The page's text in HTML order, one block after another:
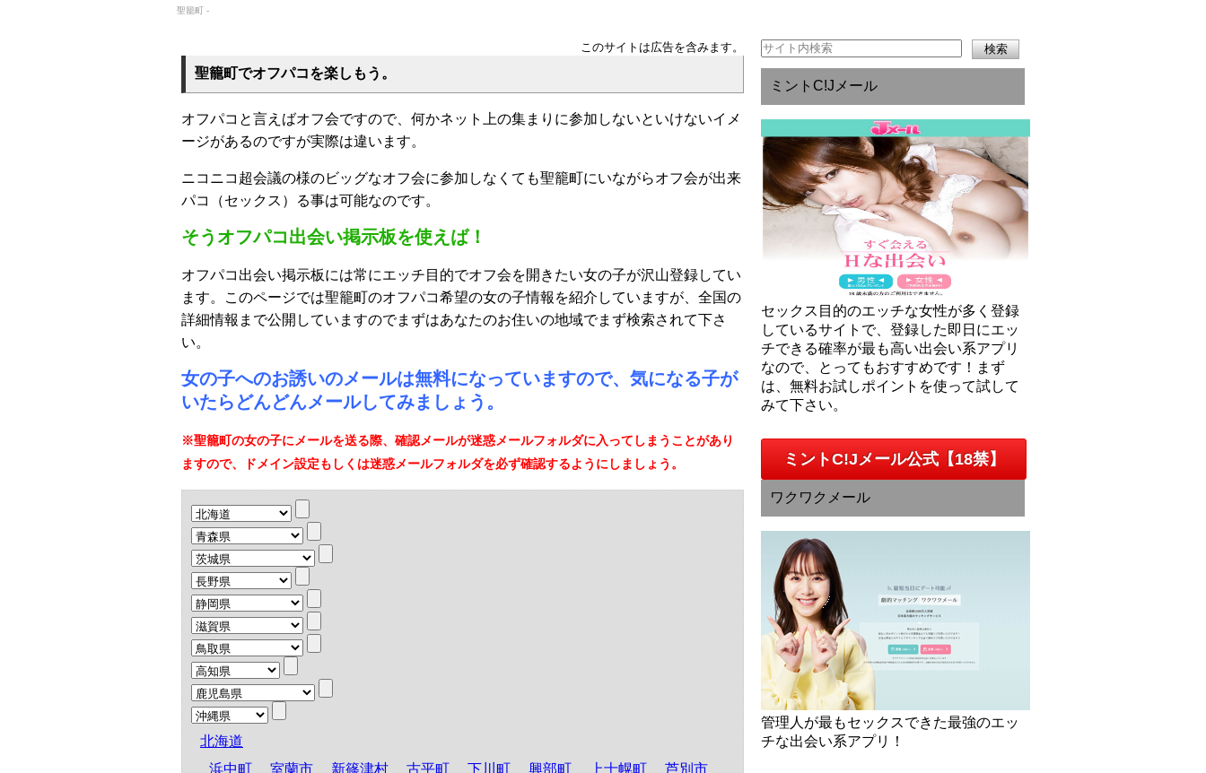
聖籠町 -
このサイトは広告を含みます。
聖籠町でオフパコを楽しもう。
オフパコと言えばオフ会ですので、何かネット上の集まりに参加しないといけないイメ
ージがあるのですが実際は違います。
ニコニコ超会議の様のビッグなオフ会に参加しなくても聖籠町にいながらオフ会が出来
パコ（セックス）る事は可能なのです。
そうオフパコ出会い掲示板を使えば！
オフパコ出会い掲示板には常にエッチ目的でオフ会を開きたい女の子が沢山登録してい
ます。このページでは聖籠町のオフパコ希望の女の子情報を紹介していますが、全国の
詳細情報まで公開していますのでまずはあなたのお住いの地域でまず検索されて下さ
い。
女の子へのお誘いのメールは無料になっていますので、気になる子が
いたらどんどんメールしてみましょう。
※聖籠町の女の子にメールを送る際、確認メールが迷惑メールフォルダに入ってしまうことがあり
ますので、ドメイン設定もしくは迷惑メールフォルダを必ず確認するようにしましょう。
北海道
浜中町
室蘭市 新篠津村 古平町 下川町 興部町 上士幌町 芦別市
ミントC!Jメール
セックス目的のエッチな女性が多く登録
しているサイトで、登録した即日にエッ
チできる確率が最も高い出会い系アプリ
なので、とってもおすすめです！まず
は、無料お試しポイントを使って試して
みて下さい。
ミントC!Jメール公式【18禁】
ワクワクメール
管理人が最もセックスできた最強のエッ
チな出会い系アプリ！